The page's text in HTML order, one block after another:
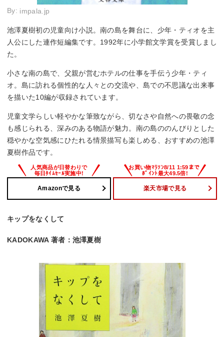
By: impala.jp
池澤夏樹初の児童向け小説。南の島を舞台に、少年・ティオを主
人公にした連作短編集です。1992年に小学館文学賞を受賞しまし
た。
小さな南の島で、父親が営むホテルの仕事を手伝う少年・ティ
オ。島に訪れる個性的な人々との交流や、島での不思議な出来事
を描いた10編が収録されています。
児童文学らしい軽やかな筆致ながら、切なさや自然への畏敬の念
も感じられる、深みのある物語が魅力。南の島ののんびりとした
穏やかな空気感にひたれる情景描写も楽しめる、おすすめの池澤
夏樹作品です。
Amazonで見る 楽天市場で見る
キップをなくして
KADOKAWA 著者：池澤夏樹